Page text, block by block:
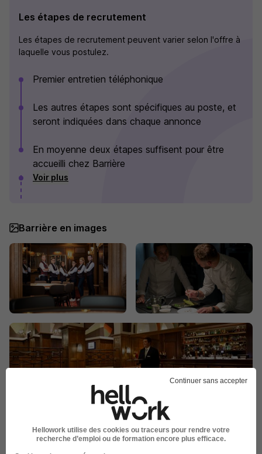
Les étapes de recrutement
Les étapes de recrutement peuvent varier selon l'offre à
laquelle vous postulez.
Premier entretien téléphonique
Les autres étapes sont spécifiques au poste, et
seront indiquées dans chaque annonce
En moyenne deux étapes suffisent pour être
accueilli chez Barrière
Voir plus
Barrière en images
Publiée le 18/07/2026 - Réf : REF1611L
Continuer sans accepter
Hellowork utilise des cookies ou traceurs pour rendre votre
recherche d’emploi ou de formation encore plus efficace.